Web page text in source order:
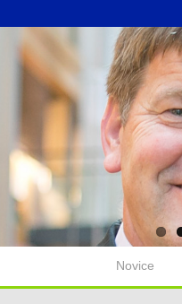
Novice